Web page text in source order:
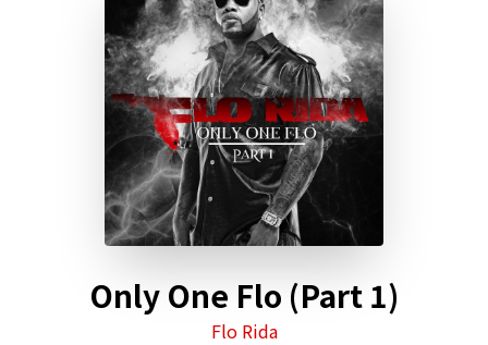
初回30日間無料お試し
Only One Flo (Part 1)
Flo Rida